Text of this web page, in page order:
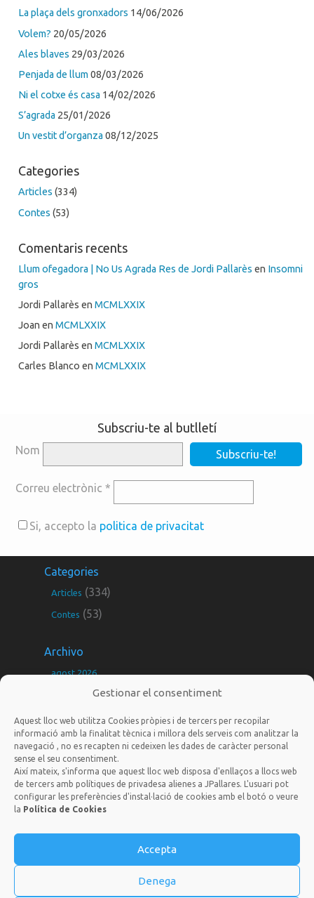
Gestionar el consentiment
Aquest lloc web utilitza Cookies pròpies i de tercers per recopilar
informació amb la finalitat tècnica i millora dels serveis com analitzar la
navegació , no es recapten ni cedeixen les dades de caràcter personal
sense el seu consentiment.
Així mateix, s'informa que aquest lloc web disposa d'enllaços a llocs web
de tercers amb polítiques de privadesa alienes a JPallares. L'usuari pot
configurar les preferències d'instal·lació de cookies amb el botó o veure
la Política de Cookies
Accepta
Denega
La plaça dels gronxadors 14/06/2026
Volem? 20/05/2026
Ales blaves 29/03/2026
Penjada de llum 08/03/2026
Ni el cotxe és casa 14/02/2026
S’agrada 25/01/2026
Un vestit d’organza 08/12/2025
Categories
Articles (334)
Contes (53)
Comentaris recents
Llum ofegadora | No Us Agrada Res de Jordi Pallarès en Insomni
gros
Jordi Pallarès enMCMLXXIX
Joan enMCMLXXIX
Jordi Pallarès enMCMLXXIX
Carles Blanco enMCMLXXIX
Subscriu-te al butlletí
Nom
Correu electrònic *
Si, accepto la politica de privacitat
Categories
Articles (334)
Contes (53)
Archivo
agost 2026
juny 2026
maig 2026
març 2026
febrer 2026
gener 2026
octubre 2025
jordi@nousagradares.cat
Disseny i Programació web perDieres.com
drets reservats |Politica de privacitat